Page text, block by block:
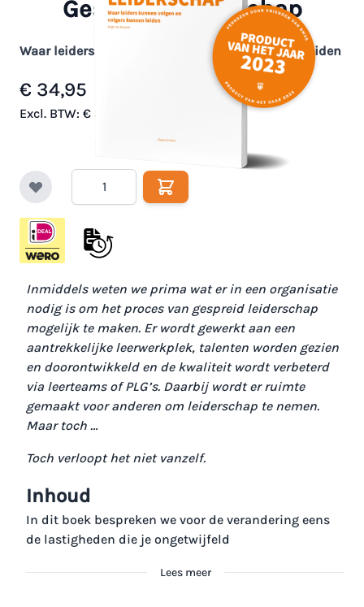
Gespreid leiderschap
Waar leiders kunnen volgen en volgers kunnen leiden
€ 34,95
Excl. BTW: € 32,06
Op voorraad
Inmiddels weten we prima wat er in een organisatie
nodig is om het proces van gespreid leiderschap
mogelijk te maken. Er wordt gewerkt aan een
aantrekkelijke leerwerkplek, talenten worden gezien
en doorontwikkeld en de kwaliteit wordt verbeterd
via leerteams of PLG’s. Daarbij wordt er ruimte
gemaakt voor anderen om leiderschap te nemen.
Maar toch …
Toch verloopt het niet vanzelf.
Inhoud
In dit boek bespreken we voor de verandering eens
de lastigheden die je ongetwijfeld
Lees meer